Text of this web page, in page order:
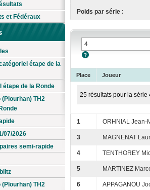
et Fédéraux
étape de la
étape de la Ronde
(Plourhan) TH2
07/2026
semi-rapide
(Plourhan) TH2
Poids par série :
Place Joueur
25 résultats pour la série
1 ORHNIAL Jean-
3 MAGNENAT
4 TENTHOREY
5 MARTINEZ
6 APPAGANOU